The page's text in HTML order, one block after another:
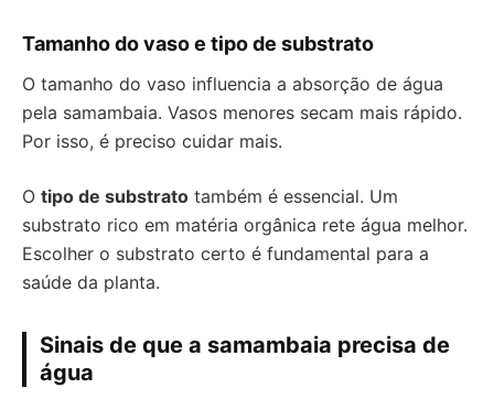
Tamanho do vaso e tipo de substrato
O tamanho do vaso influencia a absorção de água
pela samambaia. Vasos menores secam mais rápido.
Por isso, é preciso cuidar mais.
O tipo de substrato também é essencial. Um
substrato rico em matéria orgânica rete água melhor.
Escolher o substrato certo é fundamental para a
saúde da planta.
Sinais de que a samambaia precisa de
água